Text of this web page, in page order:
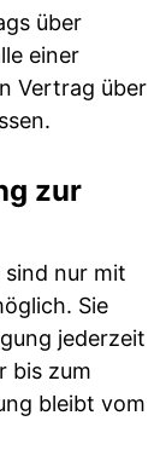
über
einer
Vertrag über
zur
nur mit
Sie
jederzeit
bis zum
bleibt vom